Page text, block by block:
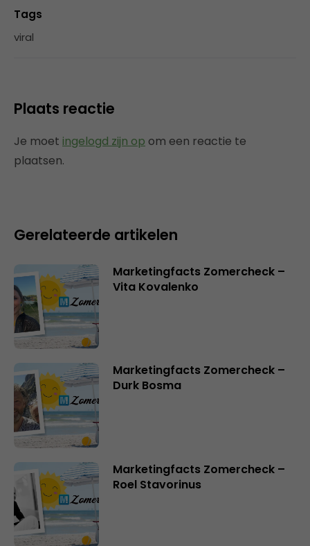
Tags
viral
Plaats reactie
Je moet ingelogd zijn op om een reactie te
plaatsen.
Gerelateerde artikelen
Marketingfacts Zomercheck –
Vita Kovalenko
Marketingfacts Zomercheck –
Durk Bosma
Marketingfacts Zomercheck –
Roel Stavorinus